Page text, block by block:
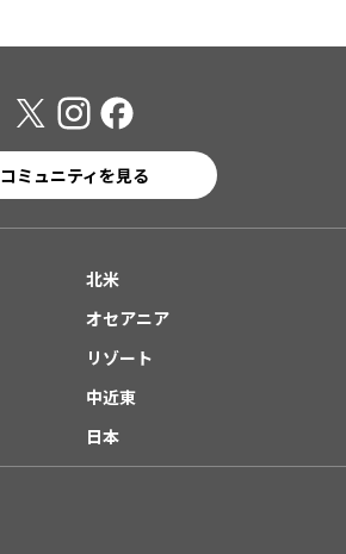
コミュニティを見る
北米
オセアニア
リゾート
中近東
日本